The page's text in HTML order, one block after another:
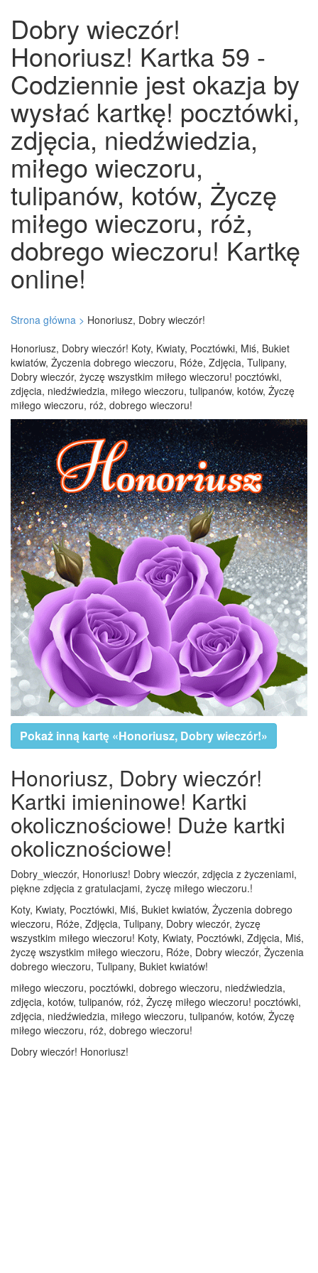
Dobry wieczór!
Honoriusz! Kartka 59 -
Codziennie jest okazja by
wysłać kartkę! pocztówki,
zdjęcia, niedźwiedzia,
miłego wieczoru,
tulipanów, kotów, Życzę
miłego wieczoru, róż,
dobrego wieczoru! Kartkę
online!
Strona główna > Honoriusz, Dobry wieczór!
Honoriusz, Dobry wieczór! Koty, Kwiaty, Pocztówki, Miś, Bukiet
kwiatów, Życzenia dobrego wieczoru, Róże, Zdjęcia, Tulipany,
Dobry wieczór, życzę wszystkim miłego wieczoru! pocztówki,
zdjęcia, niedźwiedzia, miłego wieczoru, tulipanów, kotów, Życzę
miłego wieczoru, róż, dobrego wieczoru!
Pokaż inną kartę «Honoriusz, Dobry wieczór!»
Honoriusz, Dobry wieczór!
Kartki imieninowe! Kartki
okolicznościowe! Duże kartki
okolicznościowe!
Dobry_wieczór, Honoriusz! Dobry wieczór, zdjęcia z życzeniami,
piękne zdjęcia z gratulacjami, życzę miłego wieczoru.!
Koty, Kwiaty, Pocztówki, Miś, Bukiet kwiatów, Życzenia dobrego
wieczoru, Róże, Zdjęcia, Tulipany, Dobry wieczór, życzę
wszystkim miłego wieczoru! Koty, Kwiaty, Pocztówki, Zdjęcia, Miś,
życzę wszystkim miłego wieczoru, Róże, Dobry wieczór, Życzenia
dobrego wieczoru, Tulipany, Bukiet kwiatów!
miłego wieczoru, pocztówki, dobrego wieczoru, niedźwiedzia,
zdjęcia, kotów, tulipanów, róż, Życzę miłego wieczoru! pocztówki,
zdjęcia, niedźwiedzia, miłego wieczoru, tulipanów, kotów, Życzę
miłego wieczoru, róż, dobrego wieczoru!
Dobry wieczór! Honoriusz!